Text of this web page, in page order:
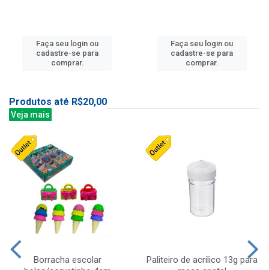
Faça seu login ou
cadastre-se para
comprar.
Faça seu login ou
cadastre-se para
comprar.
Produtos até R$20,00
Veja mais
Borracha escolar
Paliteiro de acrilico 13g para